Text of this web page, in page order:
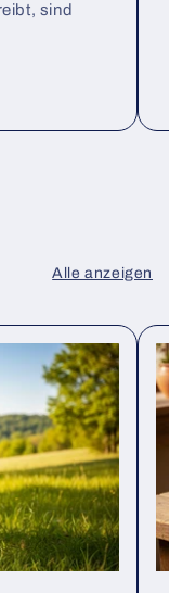
sind
Alle anzeigen